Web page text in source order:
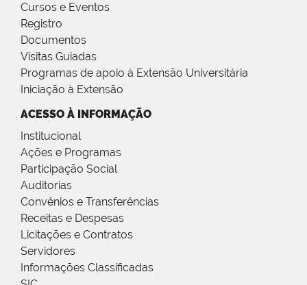
Cursos e Eventos
Registro
Documentos
Visitas Guiadas
Programas de apoio à Extensão Universitária
Iniciação à Extensão
ACESSO À INFORMAÇÃO
Institucional
Ações e Programas
Participação Social
Auditorias
Convênios e Transferências
Receitas e Despesas
Licitações e Contratos
Servidores
Informações Classificadas